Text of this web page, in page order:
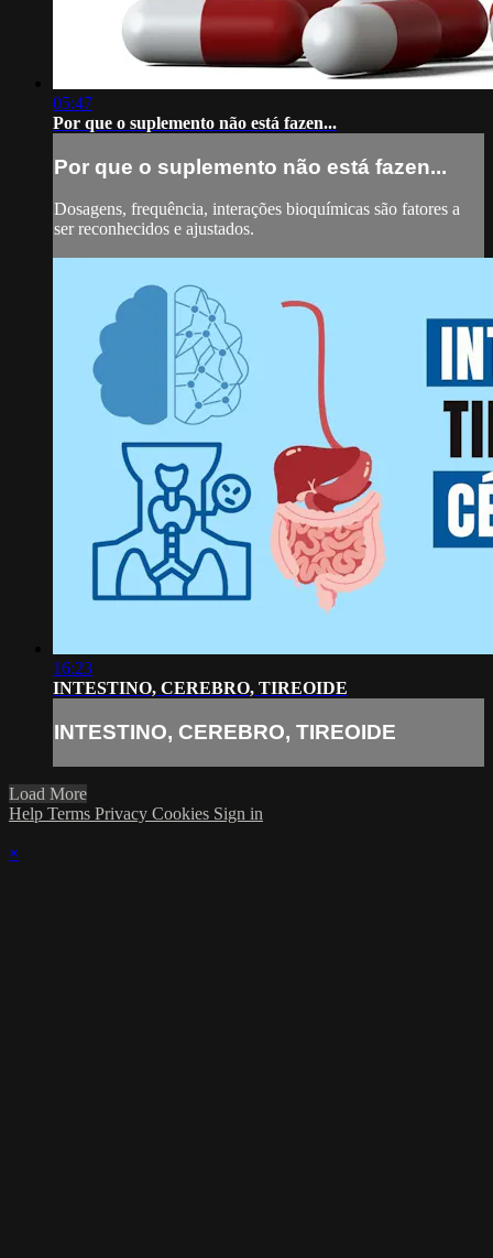
05:47
Por que o suplemento não está fazen...
Por que o suplemento não está fazen...
Dosagens, frequência, interações bioquímicas são fatores a
ser reconhecidos e ajustados.
16:23
INTESTINO, CEREBRO, TIREOIDE
INTESTINO, CEREBRO, TIREOIDE
Load More
Help Terms Privacy Cookies Sign in
×